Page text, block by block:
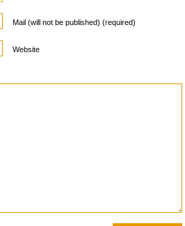
Mail (will not be published) (required)
Website